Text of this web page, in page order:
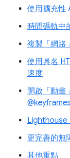
使用擴充性
時間碼軌中
複製「網路
使用具名
速度
開啟「動畫
@keyframes
Lighthouse
更完善的無
其他重點